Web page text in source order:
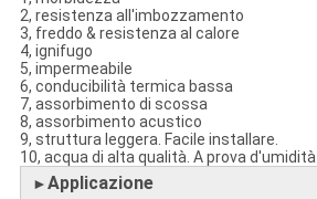
2, resistenza all'imbozzamento
3, freddo & resistenza al calore
4, ignifugo
5, impermeabile
6, conducibilità termica bassa
7, assorbimento di scossa
8, assorbimento acustico
9, struttura leggera. Facile installare.
10, acqua di alta qualità. A prova d'umidità
►Applicazione